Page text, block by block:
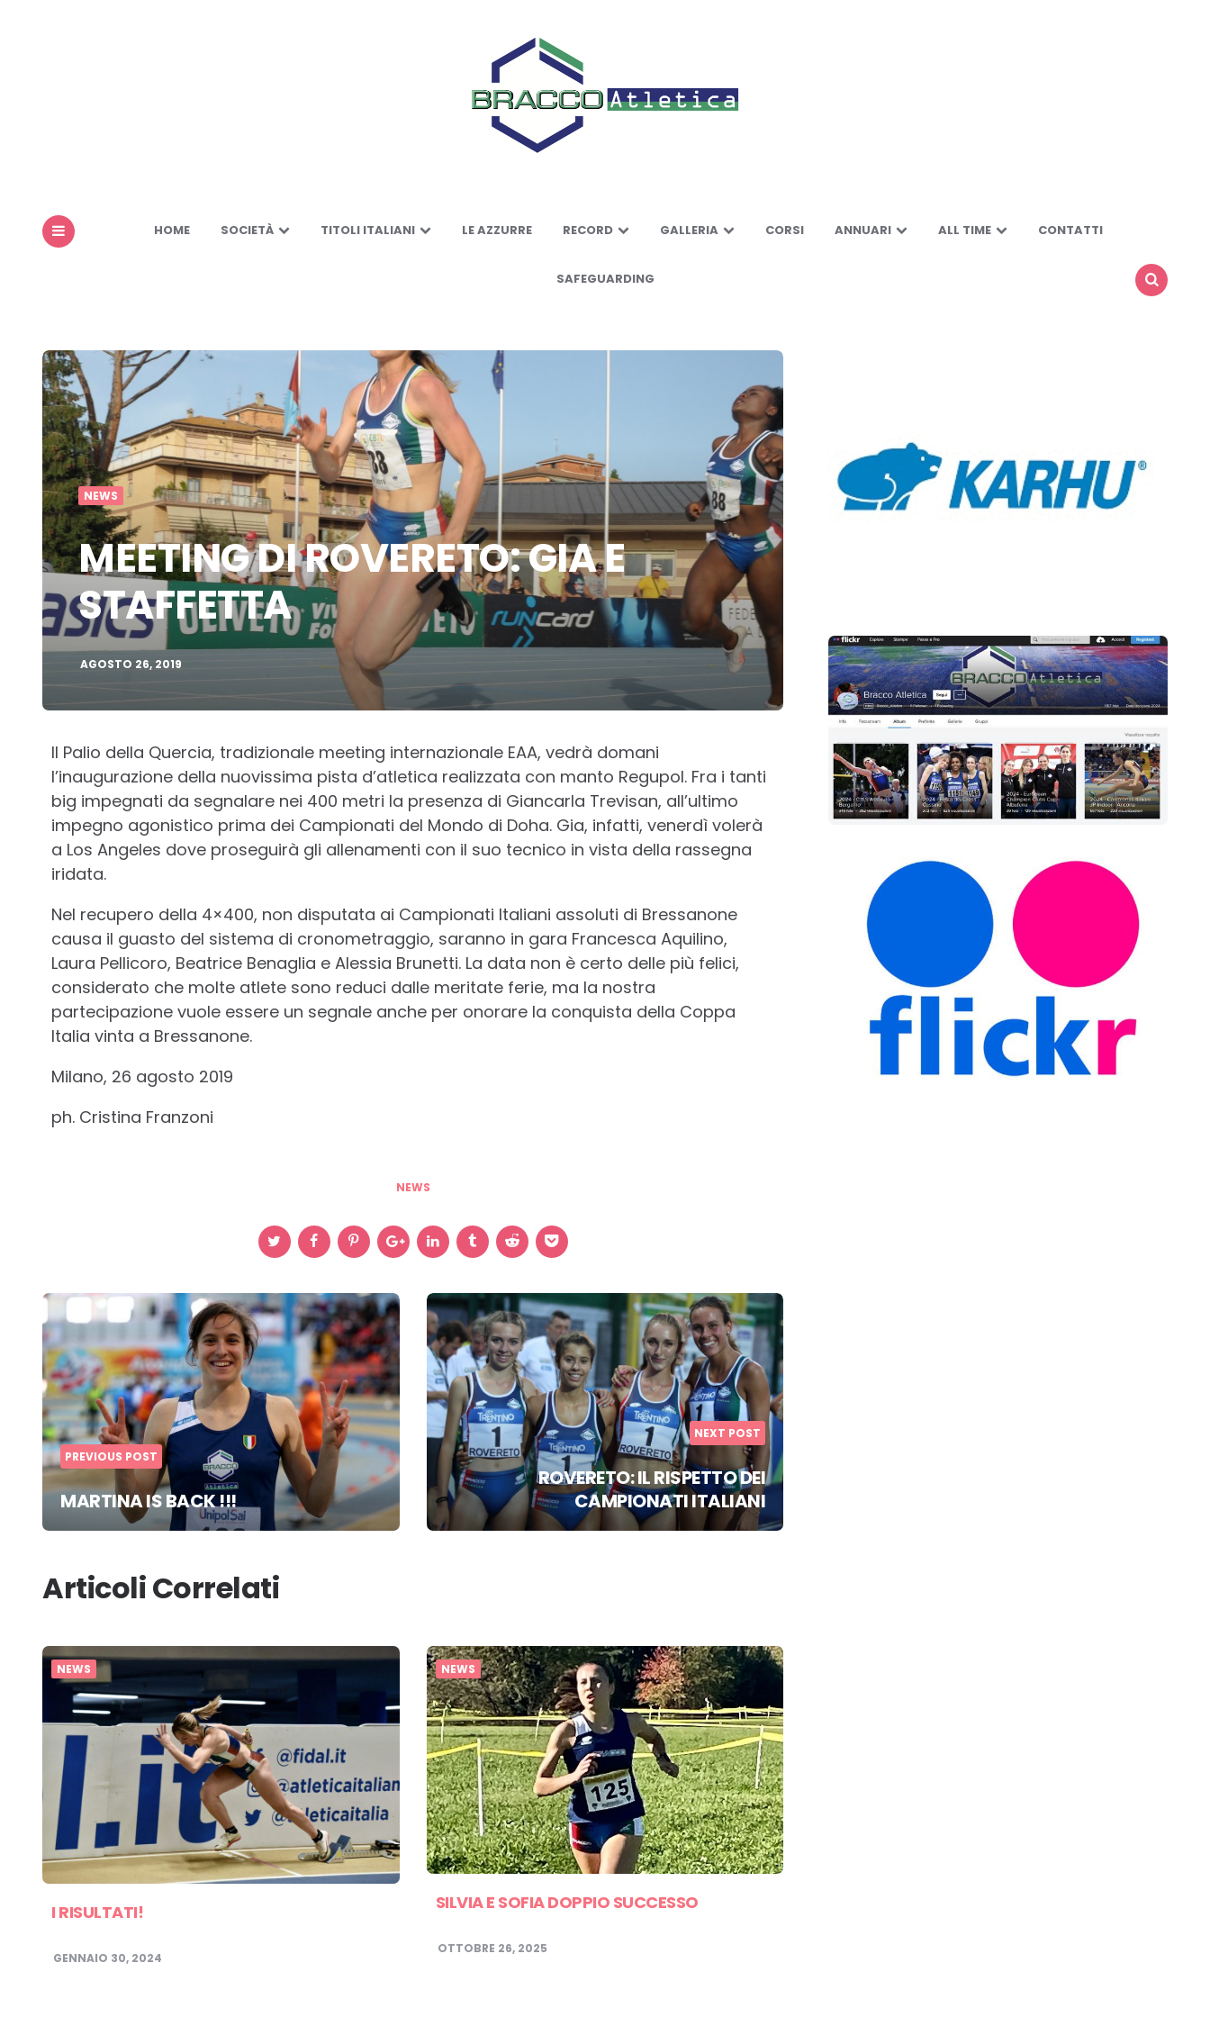
HOME SOCIETÀ TITOLI ITALIANI LE AZZURRE RECORD GALLERIA CORSI ANNUARI ALL TIME CONTATTI
SAFEGUARDING
NEWS
MEETING DI ROVERETO: GIA E
STAFFETTA
AGOSTO 26, 2019
Il Palio della Quercia, tradizionale meeting internazionale EAA, vedrà domani
l’inaugurazione della nuovissima pista d’atletica realizzata con manto Regupol. Fra i tanti
big impegnati da segnalare nei 400 metri la presenza di Giancarla Trevisan, all’ultimo
impegno agonistico prima dei Campionati del Mondo di Doha. Gia, infatti, venerdì volerà
a Los Angeles dove proseguirà gli allenamenti con il suo tecnico in vista della rassegna
iridata.
Nel recupero della 4×400, non disputata ai Campionati Italiani assoluti di Bressanone
causa il guasto del sistema di cronometraggio, saranno in gara Francesca Aquilino,
Laura Pellicoro, Beatrice Benaglia e Alessia Brunetti. La data non è certo delle più felici,
considerato che molte atlete sono reduci dalle meritate ferie, ma la nostra
partecipazione vuole essere un segnale anche per onorare la conquista della Coppa
Italia vinta a Bressanone.
Milano, 26 agosto 2019
ph. Cristina Franzoni
NEWS
Post
navigation
PREVIOUS POST
MARTINA IS BACK !!!
NEXT POST
ROVERETO: IL RISPETTO DEI
CAMPIONATI ITALIANI
Articoli Correlati
NEWS
I RISULTATI!
GENNAIO 30, 2024
NEWS
SILVIA E SOFIA DOPPIO SUCCESSO
OTTOBRE 26, 2025